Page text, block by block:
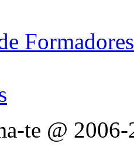
Formadores
te @